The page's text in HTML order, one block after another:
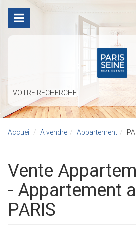
VOTRE RECHERCHE
Accueil A vendre Appartement
Vente Appartement PARIS
- Appartement
PARIS